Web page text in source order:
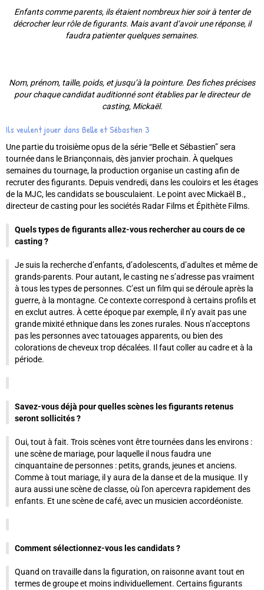
Enfants comme parents, ils étaient nombreux hier soir à tenter de
décrocher leur rôle de figurants. Mais avant d’avoir une réponse, il
faudra patienter quelques semaines.
Nom, prénom, taille, poids, et jusqu’à la pointure. Des fiches précises
pour chaque candidat auditionné sont établies par le directeur de
casting, Mickaël.
Ils veulent jouer dans Belle et Sébastien 3
Une partie du troisième opus de la série “Belle et Sébastien” sera
tournée dans le Briançonnais, dès janvier prochain. À quelques
semaines du tournage, la production organise un casting afin de
recruter des figurants. Depuis vendredi, dans les couloirs et les étages
de la MJC, les candidats se bousculaient. Le point avec Mickaël B.,
directeur de casting pour les sociétés Radar Films et Épithète Films.
Quels types de figurants allez-vous rechercher au cours de ce
casting ?
Je suis la recherche d’enfants, d’adolescents, d’adultes et même de
grands-parents. Pour autant, le casting ne s’adresse pas vraiment
à tous les types de personnes. C’est un film qui se déroule après la
guerre, à la montagne. Ce contexte correspond à certains profils et
en exclut autres. À cette époque par exemple, il n’y avait pas une
grande mixité ethnique dans les zones rurales. Nous n’acceptons
pas les personnes avec tatouages apparents, ou bien des
colorations de cheveux trop décalées. Il faut coller au cadre et à la
période.
Savez-vous déjà pour quelles scènes les figurants retenus
seront sollicités ?
Oui, tout à fait. Trois scènes vont être tournées dans les environs :
une scène de mariage, pour laquelle il nous faudra une
cinquantaine de personnes : petits, grands, jeunes et anciens.
Comme à tout mariage, il y aura de la danse et de la musique. Il y
aura aussi une scène de classe, où l’on apercevra rapidement des
enfants. Et une scène de café, avec un musicien accordéoniste.
Comment sélectionnez-vous les candidats ?
Quand on travaille dans la figuration, on raisonne avant tout en
termes de groupe et moins individuellement. Certains figurants